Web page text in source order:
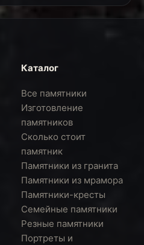
Каталог
Все памятники
Изготовление
памятников
Сколько стоит
памятник
Памятники из гранита
Памятники из мрамора
Памятники-кресты
Семейные памятники
Резные памятники
Портреты и